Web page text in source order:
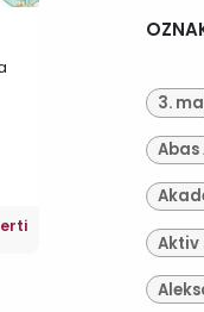
3.
Aktiv